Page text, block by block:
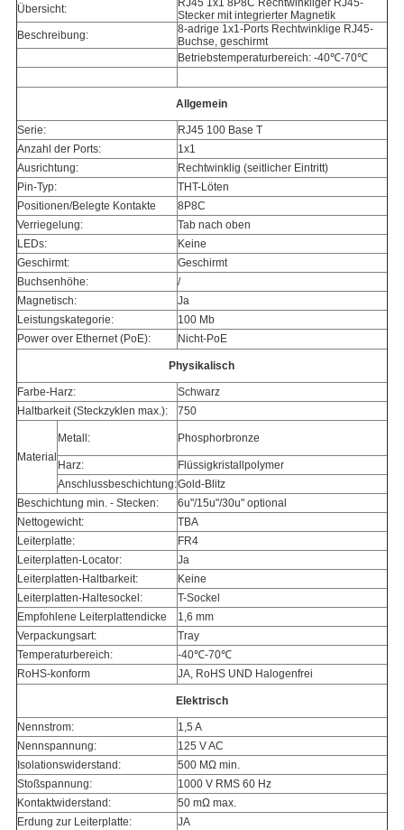
Übersicht:
RJ45 1x1 8P8C Rechtwinkliger RJ45-
Stecker mit integrierter Magnetik
Beschreibung:
8-adrige 1x1-Ports Rechtwinklige RJ45-
Buchse, geschirmt
Betriebstemperaturbereich: -40℃-70℃
Allgemein
Serie:
RJ45 100 Base T
Anzahl der Ports:
1x1
Ausrichtung:
Rechtwinklig (seitlicher Eintritt)
Pin-Typ:
THT-Löten
Positionen/Belegte Kontakte
8P8C
Verriegelung:
Tab nach oben
LEDs:
Keine
Geschirmt:
Geschirmt
Buchsenhöhe:
/
Magnetisch:
Ja
Leistungskategorie:
100 Mb
Power over Ethernet (PoE):
Nicht-PoE
Physikalisch
Farbe-Harz:
Schwarz
Haltbarkeit (Steckzyklen max.):
750
Material
Metall: Phosphorbronze
Harz:
Flüssigkristallpolymer
Anschlussbeschichtung:Gold-Blitz
Beschichtung min. - Stecken:
6u"/15u"/30u" optional
Nettogewicht:
TBA
Leiterplatte:
FR4
Leiterplatten-Locator:
Ja
Leiterplatten-Haltbarkeit:
Keine
Leiterplatten-Haltesockel:
T-Sockel
Empfohlene Leiterplattendicke
1,6 mm
Verpackungsart:
Tray
Temperaturbereich:
-40℃-70℃
RoHS-konform
JA, RoHS UND Halogenfrei
Elektrisch
Nennstrom:
1,5 A
Nennspannung:
125 V AC
Isolationswiderstand:
500 MΩ min.
Stoßspannung:
1000 V RMS 60 Hz
Kontaktwiderstand:
50 mΩ max.
Erdung zur Leiterplatte:
JA